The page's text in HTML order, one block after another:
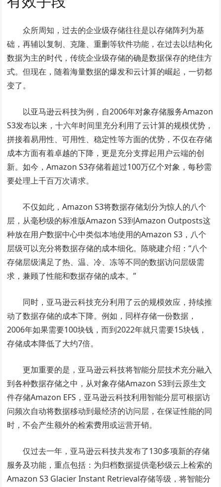
众所周知，过去的企业级存储往往是以存储阵列为基
础，再辅以复制、克隆、重删等软件功能，在过去以结构化
数据为主的时代，传统企业级存储的确是数据保存的绝佳方
式。但现在，随着海量数据的爆发和云计算的崛起，一切都
变了。
以亚马逊云科技为例，自2006年对象存储服务Amazon
S3发布以来，十六年时间里充分利用了云计算的规模优势，
拼接着易用性、可用性、稳定性等方面的优势，不仅在存储
成本方面有着卓越的下降，更是充分支撑起用户云端的创
新。如今，Amazon S3存储着超过100万亿个对象，每秒需
要处理上千百万次请求。
不仅如此，Amazon S3将数据存储划分为惊人的八个
层，从毫秒级的标准版Amazon S3到Amazon Outposts这
种放在用户数据中心中类似本地使用的Amazon S3，八个
层级可以充分将数据存储的成本细化。陈晓建介绍：“八个
存储层级满足了热、温、冷、冻等不同的数据访问层级需
求，兼顾了性能和数据存储的成本。”
同时，亚马逊云科技充分利用了云的规模效应，持续推
动了数据存储的成本下降。例如，同样存储一份数据，
2006年如果需要100块钱，而到2022年就只需要15块钱，
存储成本降低了大约7倍。
更加重要的是，亚马逊云科技将智能分层技术充分融入
到各种数据存储之中，从对象存储Amazon S3到云原生文
件存储Amazon EFS，亚马逊云科技利用智能分层可根据访
问频次自动将数据移动到最经济的访问层，在保证性能的同
时，不会产生额外的检索费用或运营开销。
仅过去一年，亚马逊云科技共发布了130多项新的存储
服务及功能，重点包括：为归档数据提供毫秒级云上检索的
Amazon S3 Glacier Instant Retrieval存储等级，将智能分